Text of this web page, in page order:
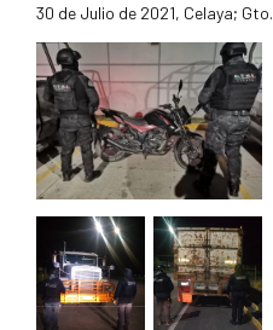
30 de Julio de 2021, Celaya; Gto.